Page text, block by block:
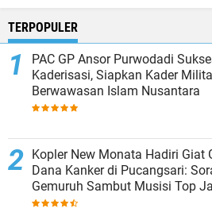
TERPOPULER
PAC GP Ansor Purwodadi
Kaderisasi, Siapkan Kader
Berwawasan Islam Nusantara
Kopler New Monata Hadiri Giat
Dana Kanker di Pucangsari:
Gemuruh Sambut Musisi Top
Timur